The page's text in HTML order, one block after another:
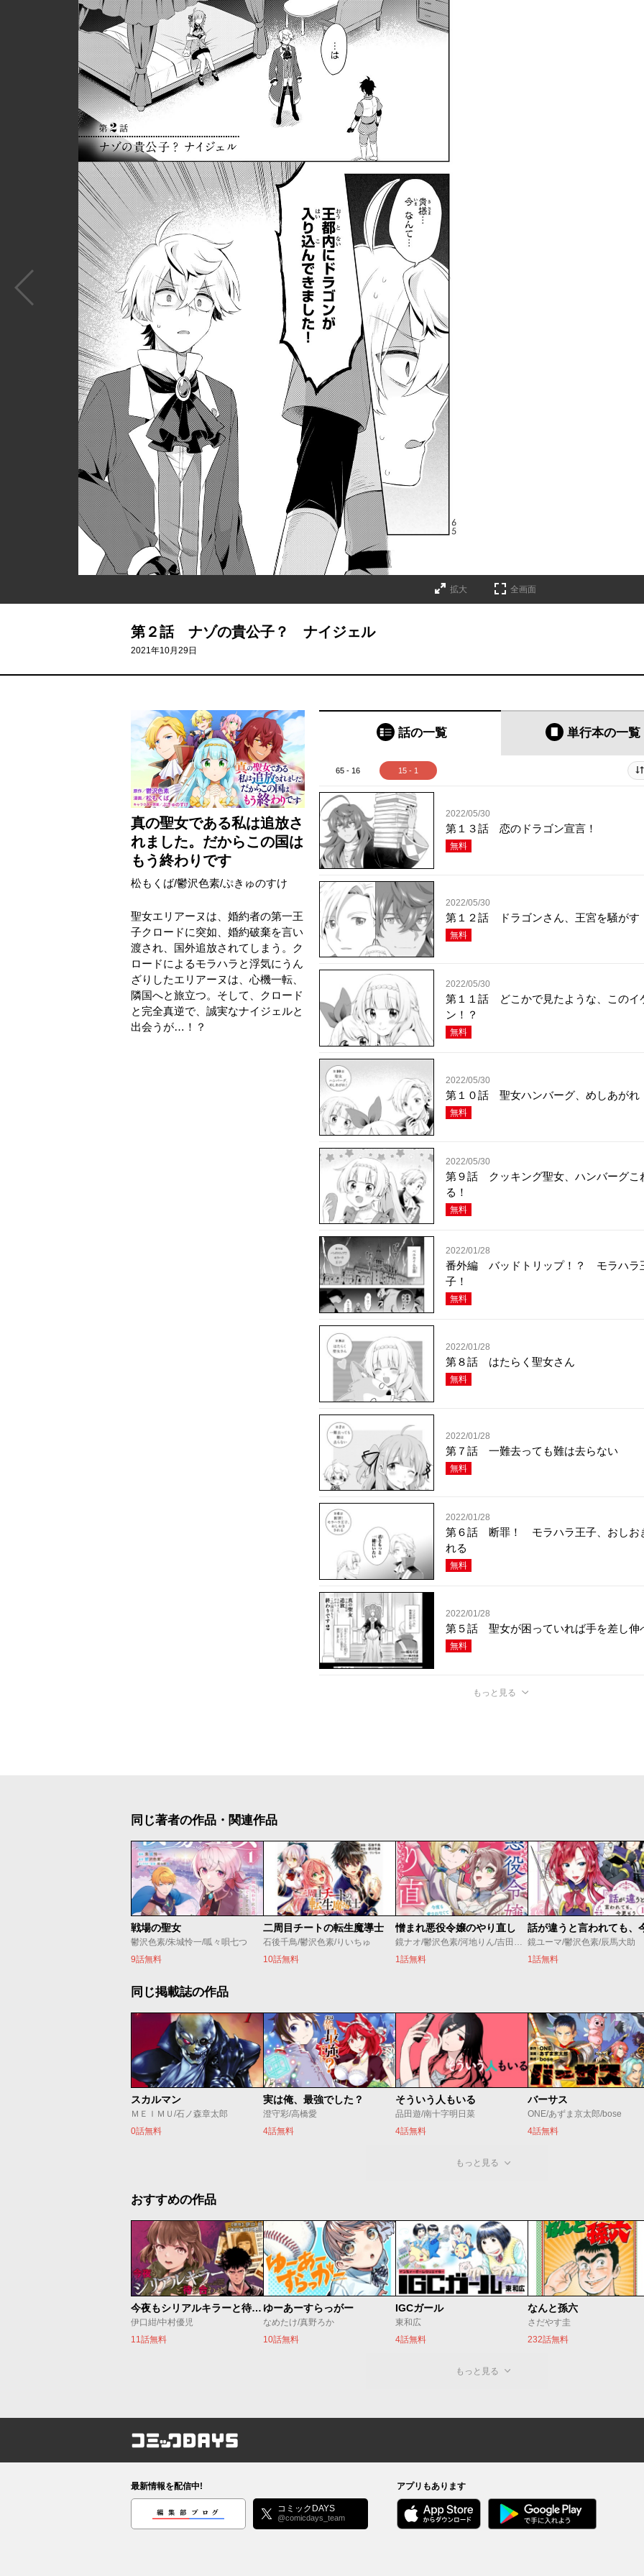
拡大 全画面
第２話 ナゾの貴公子？ ナイジェル
2021年10月29日
真の聖女である私は追放さ
れました。だからこの国は
もう終わりです
松もくば/鬱沢色素/ぷきゅのすけ
聖女エリアーヌは、婚約者の第一王
子クロードに突如、婚約破棄を言い
渡され、国外追放されてしまう。ク
ロードによるモラハラと浮気にうん
ざりしたエリアーヌは、心機一転、
隣国へと旅立つ。そして、クロード
と完全真逆で、誠実なナイジェルと
出会うが…！？
話の一覧 単行本の一覧
65 - 16 15 - 1
2022/05/30
第１３話 恋のドラゴン宣言！
無料
2022/05/30
第１２話 ドラゴンさん、王宮を騒がす
無料
2022/05/30
第１１話 どこかで見たような、このイ
ン！？
無料
2022/05/30
第１０話 聖女ハンバーグ、めしあがれ
無料
2022/05/30
第９話 クッキング聖女、ハンバーグこ
る！
無料
2022/01/28
番外編 バッドトリップ！？ モラハラ
子！
無料
2022/01/28
第８話 はたらく聖女さん
無料
2022/01/28
第７話 一難去っても難は去らない
無料
2022/01/28
第６話 断罪！ モラハラ王子、おしお
れる
無料
2022/01/28
第５話 聖女が困っていれば手を差し伸
無料
もっと見る
同じ著者の作品・関連作品
戦場の聖女
鬱沢色素/朱城怜一/呱々唄七つ
9話無料
二周目チートの転生魔導士
石後千鳥/鬱沢色素/りいちゅ
10話無料
憎まれ悪役令嬢のやり直し
鏡ナオ/鬱沢色素/河地りん/吉田屋敷
1話無料
鏡ユーマ/鬱沢色素/辰馬大助
1話無料
同じ掲載誌の作品
スカルマン
ＭＥＩＭＵ/石ノ森章太郎
0話無料
実は俺、最強でした？
澄守彩/高橋愛
4話無料
そういう人もいる
品田遊/南十字明日菜
4話無料
バーサス
ONE/あずま京太郎/bose
4話無料
もっと見る
おすすめの作品
今夜もシリアルキラーと待ち合わせ
伊口紺/中村優児
11話無料
ゆーあーすらっがー
なめたけ/真野ろか
10話無料
IGCガール
東和広
4話無料
なんと孫六
さだやす圭
232話無料
もっと見る
コミックDAYS
最新情報を配信中!
編集部ブログ コミックDAYS
@comicdays_team
アプリもあります